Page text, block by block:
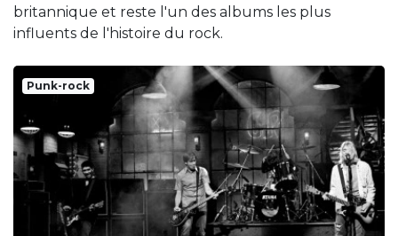
britannique et reste l'un des albums les plus
influents de l'histoire du rock.
Punk-rock